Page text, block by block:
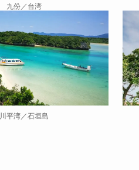
九份／台湾
川平湾／石垣島